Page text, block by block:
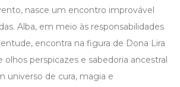
nasce um encontro improvável
Alba, em meio às responsabilidades
encontra na figura de Dona Lira
perspicazes e sabedoria ancestral
universo de cura, magia e